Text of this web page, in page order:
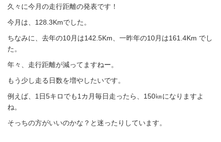
久々に今月の走行距離の発表です！
今月は、128.3Kmでした。
ちなみに、去年の10月は142.5Km、一昨年の10月は161.4Km でし
た。
年々、走行距離が減ってますねー。
もう少し走る日数を増やしたいです。
例えば、1日5キロでも1カ月毎日走ったら、150㎞になりますよ
ね。
そっちの方がいいのかな？と迷ったりしています。